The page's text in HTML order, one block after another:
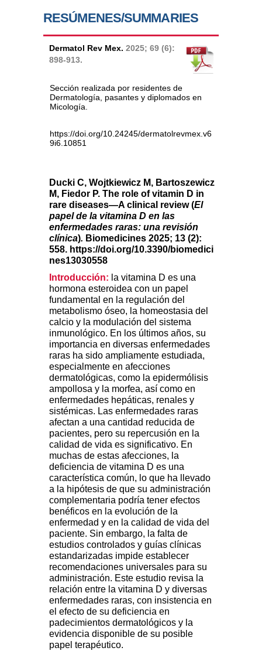
RESÚMENES/SUMMARIES
Dermatol Rev Mex. 2025; 69 (6):
898-913.
Sección realizada por residentes de
Dermatología, pasantes y diplomados en
Micología.
https://doi.org/10.24245/dermatolrevmex.v6
9i6.10851
Ducki C, Wojtkiewicz M, Bartoszewicz
M, Fiedor P. The role of vitamin D in
rare diseases—A clinical review (El
papel de la vitamina D en las
enfermedades raras: una revisión
clínica). Biomedicines 2025; 13 (2):
558. https://doi.org/10.3390/biomedici
nes13030558
Introducción: la vitamina D es una
hormona esteroidea con un papel
fundamental en la regulación del
metabolismo óseo, la homeostasia del
calcio y la modulación del sistema
inmunológico. En los últimos años, su
importancia en diversas enfermedades
raras ha sido ampliamente estudiada,
especialmente en afecciones
dermatológicas, como la epidermólisis
ampollosa y la morfea, así como en
enfermedades hepáticas, renales y
sistémicas. Las enfermedades raras
afectan a una cantidad reducida de
pacientes, pero su repercusión en la
calidad de vida es significativo. En
muchas de estas afecciones, la
deficiencia de vitamina D es una
característica común, lo que ha llevado
a la hipótesis de que su administración
complementaria podría tener efectos
benéficos en la evolución de la
enfermedad y en la calidad de vida del
paciente. Sin embargo, la falta de
estudios controlados y guías clínicas
estandarizadas impide establecer
recomendaciones universales para su
administración. Este estudio revisa la
relación entre la vitamina D y diversas
enfermedades raras, con insistencia en
el efecto de su deficiencia en
padecimientos dermatológicos y la
evidencia disponible de su posible
papel terapéutico.